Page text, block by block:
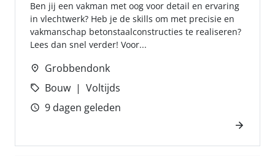
Ben jij een vakman met oog voor detail en ervaring
in vlechtwerk? Heb je de skills om met precisie en
vakmanschap betonstaalconstructies te realiseren?
Lees dan snel verder! Voor...
Grobbendonk
Bouw
Voltijds
9 dagen geleden